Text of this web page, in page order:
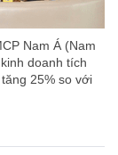
Nam Á (Nam
doanh tích
25% so với